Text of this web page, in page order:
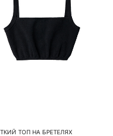
ТОП НА БРЕТЕЛЯХ